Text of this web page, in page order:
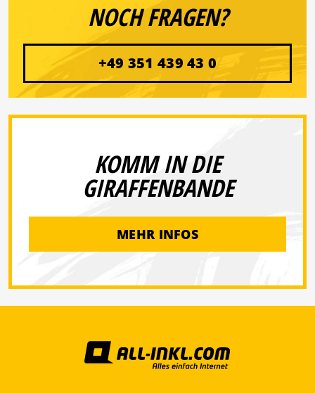
NOCH FRAGEN?
+49 351 439 43 0
KOMM IN DIE
GIRAFFENBANDE
MEHR INFOS